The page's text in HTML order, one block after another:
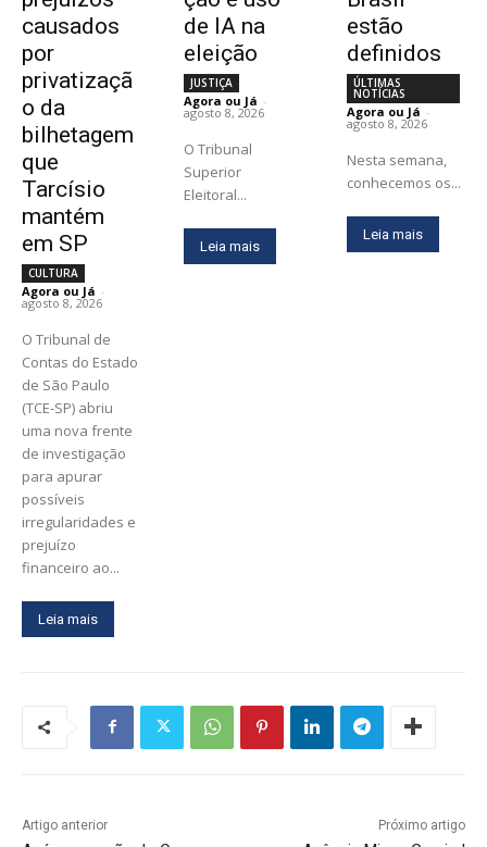
causados
por
privatizaçã
o da
bilhetagem
que
Tarcísio
mantém
em SP
CULTURA
Agora ou Já -
agosto 8, 2026
O Tribunal de
Contas do Estado
de São Paulo
(TCE-SP) abriu
uma nova frente
de investigação
para apurar
possíveis
irregularidades e
prejuízo
financeiro ao...
Leia mais
de IA na
eleição
JUSTIÇA
Agora ou Já -
agosto 8, 2026
O Tribunal
Superior
Eleitoral...
Leia mais
estão
definidos
ÚLTIMAS
NOTÍCIAS
Agora ou Já -
agosto 8, 2026
Nesta semana,
conhecemos os...
Leia mais
Artigo anterior Próximo artigo